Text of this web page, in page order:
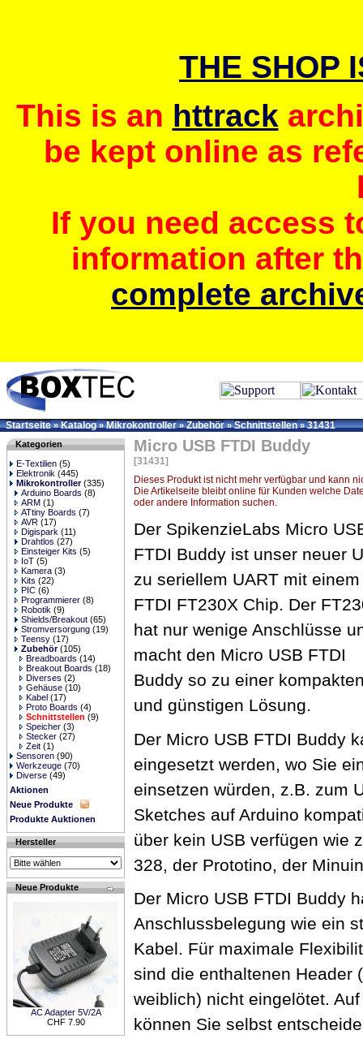
THE SHOP
This is an httrack
be kept online as
If you need access
information after
complete
Startseite»Katalog»Mikrokontroller»Zubehör»Schnittstellen»31431
Kategorien
E-Textilien (5)
Elektronik (445)
Mikrokontroller(335)
Arduino Boards (8)
ARM (1)
ATtiny Boards (7)
AVR (17)
Digispark (11)
Drahtlos (27)
Einsteiger Kits (5)
IoT (5)
Kamera (3)
Kits (22)
PIC (6)
Programmierer (8)
Robotik (9)
Shields/Breakout (65)
Stromversorgung (19)
Teensy (17)
Zubehör(105)
Breadboards (14)
Breakout Boards (18)
Diverses (2)
Gehäuse (10)
Kabel (17)
Proto Boards (4)
Schnittstellen (9)
Speicher (3)
Stecker (27)
Zeit (1)
Sensoren (90)
Werkzeuge (70)
Diverse (49)
Aktionen
Neue Produkte
Produkte Auktionen
Hersteller
Neue Produkte
AC Adapter 5V/2A
CHF 7.90
Micro USB FTDI Buddy
[31431]
Dieses Produkt ist nicht mehr verfügbar und kann
Die Artikelseite bleibt online für Kunden welche
oder andere Information suchen.
Der SpikenzieLabs Micro
FTDI Buddy ist unser neuer
zu seriellem UART mit einem
FTDI FT230X Chip. Der
hat nur wenige Anschlüsse
macht den Micro USB FTDI
Buddy so zu einer
und günstigen Lösung.
Der Micro USB FTDI Buddy
eingesetzt werden, wo Sie
einsetzen würden, z.B. zum
Sketches auf Arduino
über kein USB verfügen wie
328, der Prototino, der
Der Micro USB FTDI Buddy
Anschlussbelegung wie ein
Kabel. Für maximale
sind die enthaltenen Header
weiblich) nicht eingelötet.
können Sie selbst